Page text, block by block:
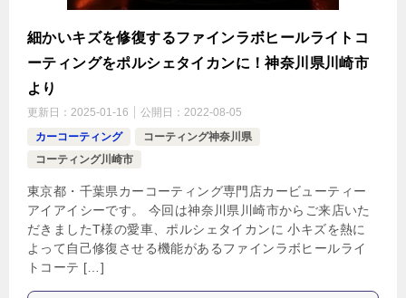
細かいキズを修復するファインラボヒールライトコ
ーティングをポルシェタイカンに！神奈川県川崎市
より
更新日： 2025-01-16 公開日： 2022-08-05
カーコーティング
コーティング神奈川県
コーティング川崎市
東京都・千葉県カーコーティング専門店カービューティー
アイアイシーです。 今回は神奈川県川崎市からご来店いた
だきましたT様の愛車、ポルシェタイカンに 小キズを熱に
よって自己修復させる機能があるファインラボヒールライ
トコーテ […]